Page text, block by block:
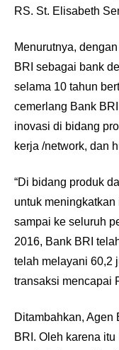
RS. St. Elisabeth
Menurutnya,
BRI sebagai bank
selama 10 tahun
cemerlang Bank
inovasi di bidang
kerja /network, dan
“Di bidang produk
untuk
sampai ke seluruh
2016, Bank BRI
telah melayani 60,2
transaksi mencapai
Ditambahkan, Agen
BRI. Oleh karena